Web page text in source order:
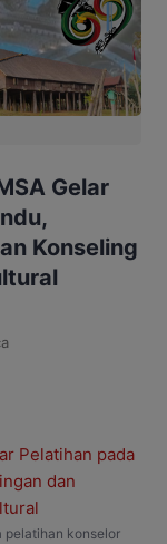
Gelar
Konseling
pelatihan konselor